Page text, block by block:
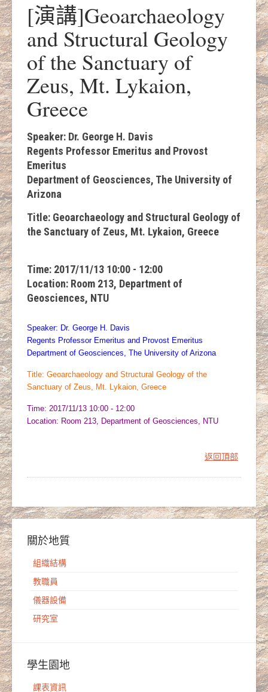
[演講]Geoarchaeology
and Structural Geology
of the Sanctuary of
Zeus, Mt. Lykaion,
Greece
Speaker: Dr. George H. Davis
Regents Professor Emeritus and Provost
Emeritus
Department of Geosciences, The University of
Arizona
Title: Geoarchaeology and Structural Geology of
the Sanctuary of Zeus, Mt. Lykaion, Greece
Time: 2017/11/13 10:00 - 12:00
Location: Room 213, Department of
Geosciences, NTU
Speaker: Dr. George H. Davis
Regents Professor Emeritus and Provost Emeritus
Department of Geosciences, The University of Arizona
Title: Geoarchaeology and Structural Geology of the
Sanctuary of Zeus, Mt. Lykaion, Greece
Time: 2017/11/13 10:00 - 12:00
Location: Room 213, Department of Geosciences, NTU
返回頂部
關於地質
組織結構
教職員
儀器設備
研究室
學生園地
課表資訊